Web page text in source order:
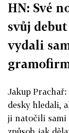
HN: Své
svůj
vydali
Jakup
desky hledali,
ji natočili sami